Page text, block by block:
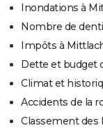
Inondations à
Nombre de
Impôts à
Dette et budget
Climat et
Accidents de la
Classement des